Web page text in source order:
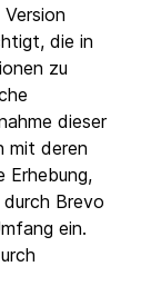
die in
zu
dieser
mit deren
Erhebung,
Brevo
ein.